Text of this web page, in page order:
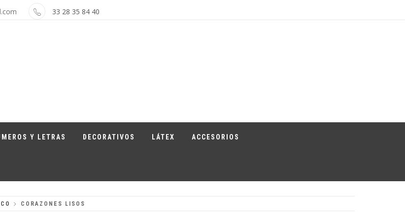
33 28 35 84 40
Y LETRAS DECORATIVOS LÁTEX ACCESORIOS
CORAZONES LISOS